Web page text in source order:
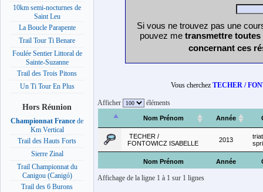
10km semi-nocturnes de
Saint Leu
La Boucle Parapente
Trail Tour Ti Benare
Foulée Sentier Littoral de
Sainte-Suzanne
Trail des Trois Pitons
Un Ti Tour En Plus
Hors Réunion
Championnat France de
Km Vertical
Trail des Hauts Forts
Sierre Zinal
Trail Championnat du
Canigou (Canigó)
Trail des 6 Burons
Si vous ne trouvez pas une
pouvez me transmettre
concernant ces
Vous cherchez TECHER /
Afficher éléments
Nom Prénom Année
Nom Prénom Année
TECHER /
FONTOWICZ ISABELLE
2013
Affichage de la ligne 1 à 1 sur 1 lignes